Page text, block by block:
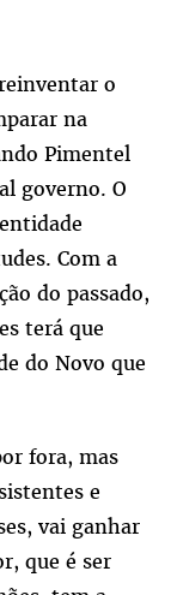
o
na
Pimentel
governo. O
Com a
do passado,
terá que
do Novo que
fora, mas
e
vai ganhar
que é ser